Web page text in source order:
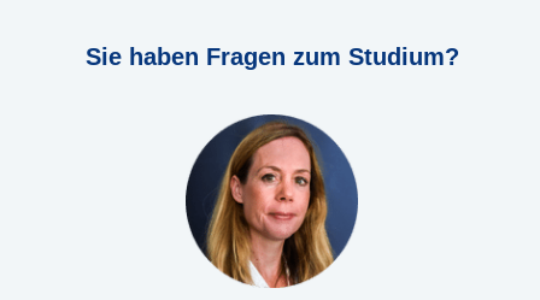
Sie haben Fragen zum Studium?